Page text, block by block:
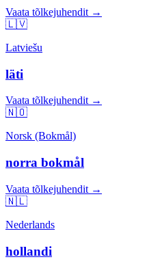
Vaata tõlkejuhendit →
🇱🇻
Latviešu
läti
Vaata tõlkejuhendit →
🇳🇴
Norsk (Bokmål)
norra bokmål
Vaata tõlkejuhendit →
🇳🇱
Nederlands
hollandi